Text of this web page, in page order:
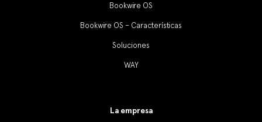
Bookwire OS
Bookwire OS – Características
Soluciones
WAY
La empresa